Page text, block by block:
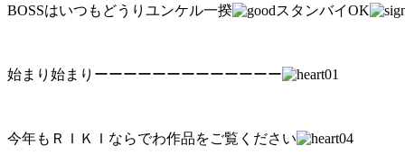
BOSSはいつもどうりユンケル一揆 スタンバイOK
始まり始まりーーーーーーーーーーーーー
今年もＲＩＫＩならでわ作品をご覧ください